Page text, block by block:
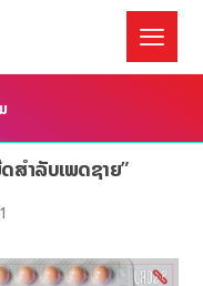
ດສຳລັບເພດຊາຍ”